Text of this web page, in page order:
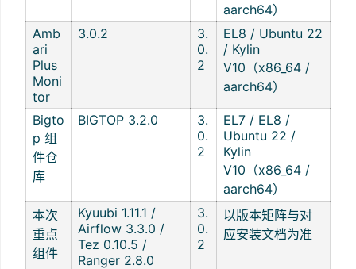
aarch64）
Amb
ari
Plus
Moni
tor
3.0.2
3.
0.
2
EL8 / Ubuntu 22
/ Kylin
V10（x86_64 /
aarch64）
Bigto
p 组
件仓
库
BIGTOP 3.2.0
3.
0.
2
EL7 / EL8 /
Ubuntu 22 /
Kylin
V10（x86_64 /
aarch64）
本次
重点
组件
Kyuubi 1.11.1 /
Airflow 3.3.0 /
Tez 0.10.5 /
Ranger 2.8.0
3.
0.
2
以版本矩阵与对
应安装文档为准